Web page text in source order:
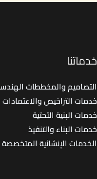
خدماتنا
التصاميم والمخططات
خدمات التراخيص والاعتمادات
خدمات البنية التحتية
خدمات البناء والتنفيذ
الخدمات الإنشائية المتخصصة